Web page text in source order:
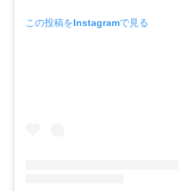
この投稿をInstagramで見る